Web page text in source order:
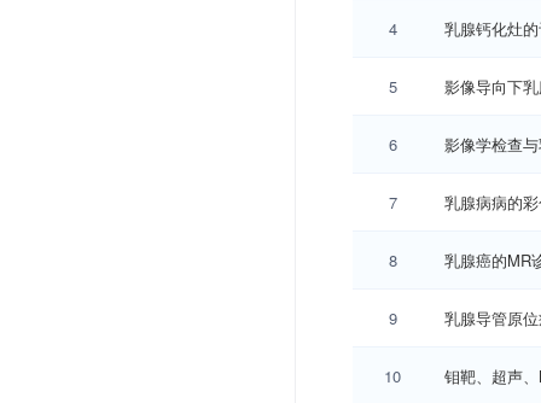
4 乳腺钙化灶
5 影像导向下
6 影像学检查
7 乳腺病病的
8 乳腺癌的MR
9 乳腺导管原
10 钼靶、超声